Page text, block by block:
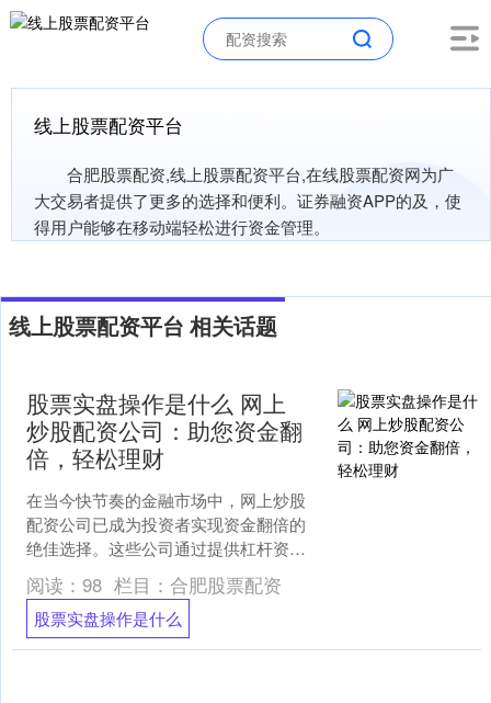
线上股票配资平台
合肥股票配资,线上股票配资平台,在线股票配资网为广
大交易者提供了更多的选择和便利。证券融资APP的及，使
得用户能够在移动端轻松进行资金管理。
线上股票配资平台 相关话题
股票实盘操作是什么 网上
炒股配资公司：助您资金翻
倍，轻松理财
在当今快节奏的金融市场中，网上炒股
配资公司已成为投资者实现资金翻倍的
绝佳选择。这些公司通过提供杠杆资
金，帮助投资者放大其投资潜力股票实
盘操作是什么，从而增加获利....
阅读： 98 栏目： 合肥股票配资
股票实盘操作是什么